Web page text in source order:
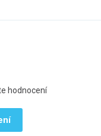
hodnocení